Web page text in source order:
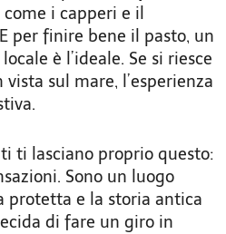
come i capperi e il
per finire bene il pasto, un
è l’ideale. Se si riesce
sul mare, l’esperienza
ti lasciano proprio questo:
Sono un luogo
protetta e la storia antica
di fare un giro in